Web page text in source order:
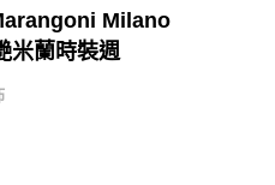
Milano
米蘭時裝週